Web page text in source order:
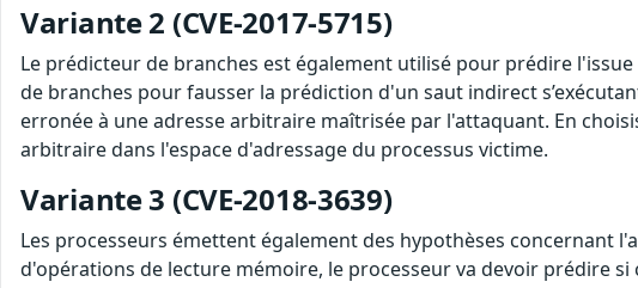
Variante 2 (CVE-2017-5715)
Le prédicteur de branches est également utilisé pour prédire
de branches pour fausser la prédiction d'un saut indirect
erronée à une adresse arbitraire maîtrisée par l'attaquant. En
arbitraire dans l'espace d'adressage du processus victime.
Variante 3 (CVE-2018-3639)
Les processeurs émettent également des hypothèses concernant
d'opérations de lecture mémoire, le processeur va devoir prédire